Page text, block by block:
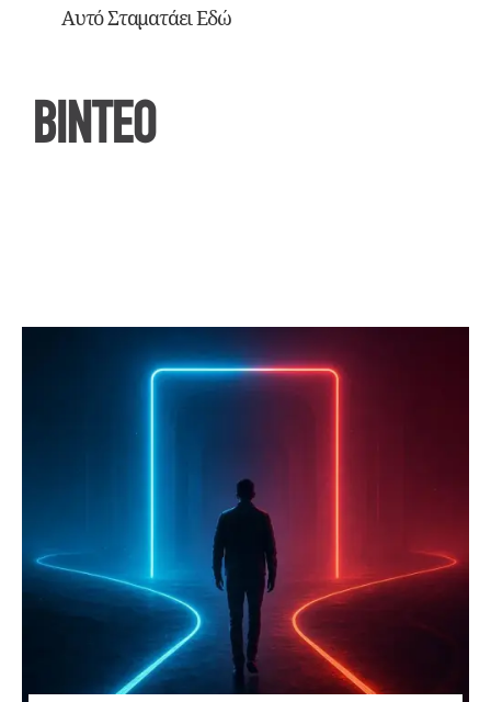
Αυτό Σταματάει Εδώ
ΒΙΝΤΕΟ